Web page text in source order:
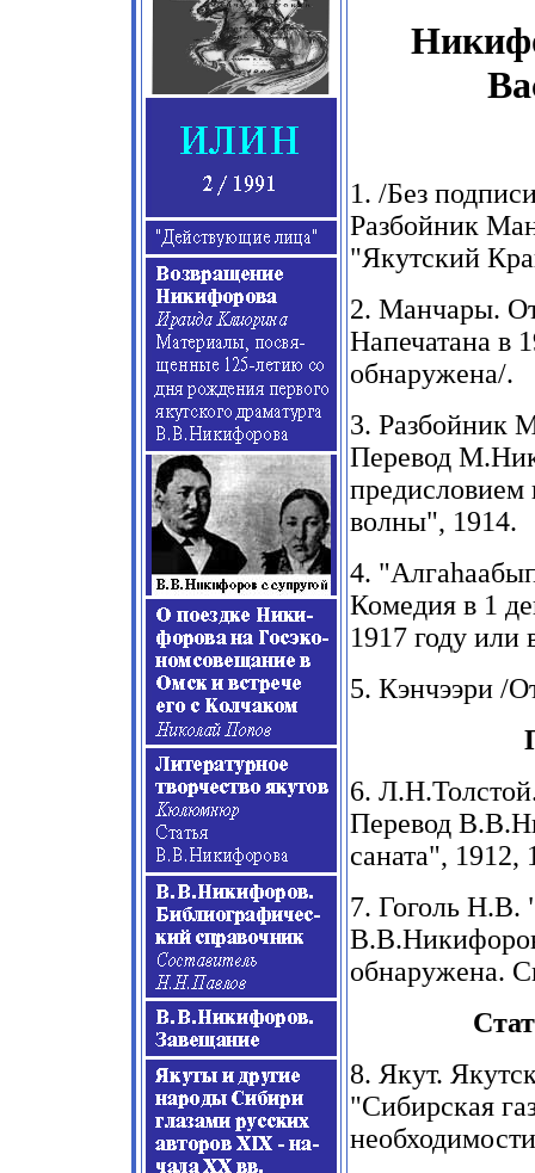
1. /Без
Разбойник
"Якутский
2. Манчары.
Напечатана в
обнаружена/.
3. Разбойник
Перевод
волны", 1914.
4. "Алгаh
Комедия в 1
1917 году или
5. Кэнчээри /
6.
Перевод
саната", 1912,
7. Гоголь Н.В.
обнаружена.
8. Якут.
"Сибирская